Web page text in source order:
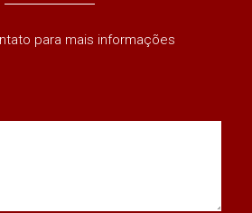
para mais informações